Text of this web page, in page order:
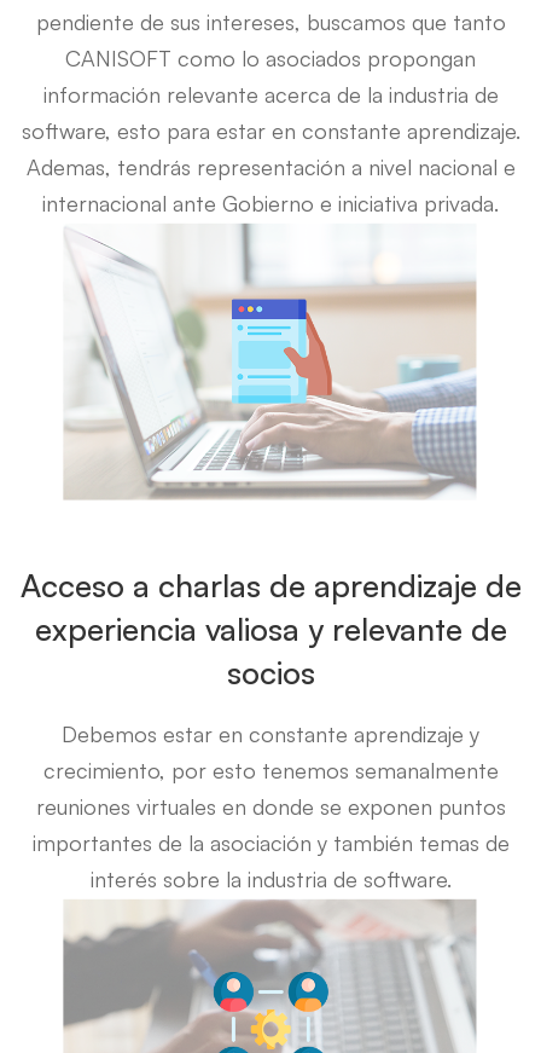
pendiente de sus intereses, buscamos que tanto
CANISOFT como lo asociados propongan
información relevante acerca de la industria de
software, esto para estar en constante aprendizaje.
Ademas, tendrás representación a nivel nacional e
internacional ante Gobierno e iniciativa privada.
Acceso a charlas de aprendizaje de
experiencia valiosa y relevante de
socios
Debemos estar en constante aprendizaje y
crecimiento, por esto tenemos semanalmente
reuniones virtuales en donde se exponen puntos
importantes de la asociación y también temas de
interés sobre la industria de software.